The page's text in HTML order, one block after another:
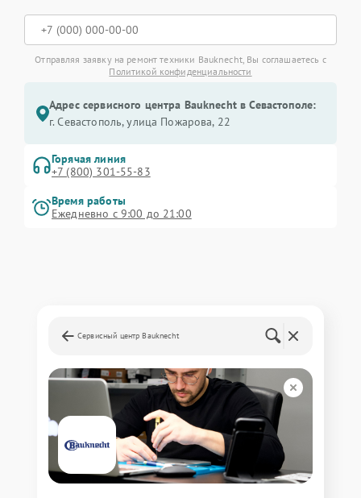
Отправляя заявку на ремонт техники Bauknecht, Вы соглашаетесь с
Политикой конфиденциальности
Адрес сервисного центра Bauknecht в Севастополе:
г. Севастополь, улица Пожарова, 22
Горячая линия
+7 (800) 301-55-83
Время работы
Ежедневно с 9:00 до 21:00
Сервисный центр Bauknecht